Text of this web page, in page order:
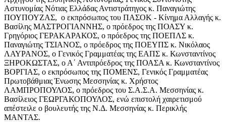
Αστυνομίας Νότιας Ελλάδας Αντιστράτηγος κ. Παναγιώτης
ΠΟΥΠΟΥΖΑΣ, ο εκπρόσωπος του ΠΑΣΟΚ - Κίνημα Αλλαγής κ.
Βασίλης ΜΑΣΤΡΟΓΙΑΝΝΗΣ, ο πρόεδρος της ΠΟΑΣΥ κ.
Γρηγόριος ΓΕΡΑΚΑΡΑΚΟΣ, ο πρόεδρος της ΠΟΕΠΛΣ κ.
Παναγιώτης ΤΣΙΑΝΟΣ, ο πρόεδρος της ΠΟΕΥΠΣ κ. Νικόλαος
ΛΑΥΡΑΝΟΣ, ο Γενικός Γραμματέας της ΕΑΠΣ κ. Κωνσταντίνος
ΞΗΡΟΚΩΣΤΑΣ, ο Α΄ Αντιπρόεδρος της ΠΟΑΣΑ κ. Κωνσταντίνος
ΒΟΡΓΙΑΣ, ο εκπρόσωπος της ΠΟΜΕΝΣ, Γενικός Γραμματέας
Πρωτοβάθμιας Ένωσης Μεσσηνίας κ. Χρήστος
ΛΑΜΠΡΟΠΟΥΛΟΣ, ο πρόεδρος του Σ.Α.Σ.Α. Μεσσηνίας κ.
Βασίλειος ΓΕΩΡΓΑΚΟΠΟΥΛΟΣ, ενώ επιστολή χαιρετισμού
απέστειλε ο βουλευτής της Ν.Δ. Μεσσηνίας κ. Περικλής
ΜΑΝΤΑΣ.